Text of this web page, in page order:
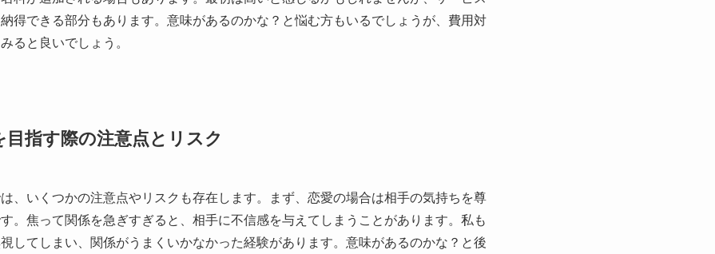
得できる部分もあります。意味があるのかな？と悩む方もいるでしょうが、費用対
ると良いでしょう。
指す際の注意点とリスク
、いくつかの注意点やリスクも存在します。まず、恋愛の場合は相手の気持ちを尊
。焦って関係を急ぎすぎると、相手に不信感を与えてしまうことがあります。私も
してしまい、関係がうまくいかなかった経験があります。意味があるのかな？と後